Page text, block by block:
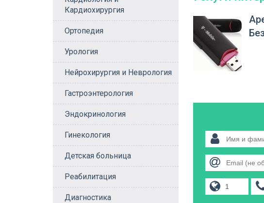
Кардиохирургия
Ортопедия
Урология
Нейрохирургия и Неврология
Гастроэнтерология
Эндокринология
Гинекология
Детская больница
Реабилитация
Диагностика